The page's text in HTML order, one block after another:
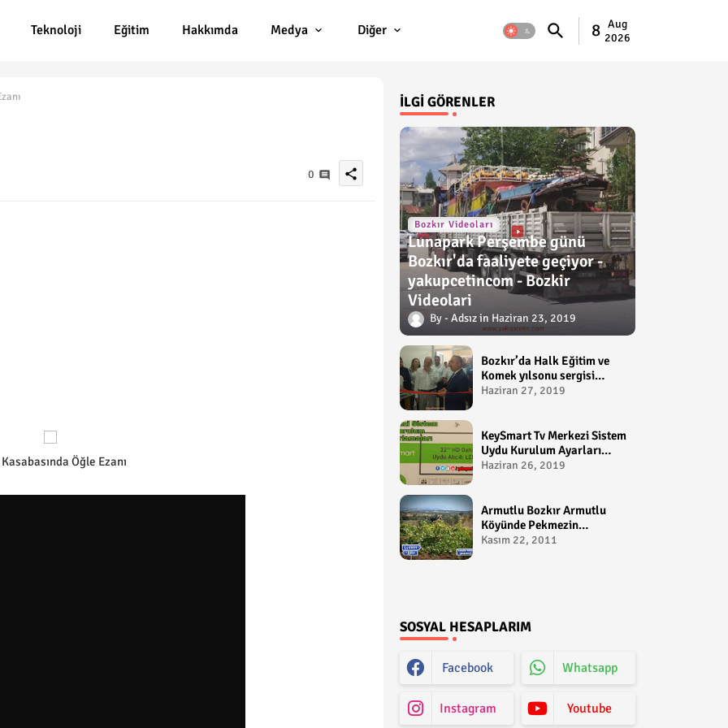
Teknoloji Eğitim Hakkımda Medya Diğer 8 Aug
2026
0 share
Öğle Ezanı
İLGI GÖRENLER
Bozkır Videoları
Lunapark Perşembe günü
Bozkır'da faaliyete geçiyor -
yakupcetincom - Bozkir
Videolari
Adsız Haziran 23, 2019
Bozkır’da Halk Eğitim ve
Komek yılsonu sergisi
gerçekleştirildi-
Haziran 27, 2019
KeySmart Tv Merkezi Sistem
Uydu Kurulum Ayarları
Video anlatım -
Haziran 26, 2019
Armutlu Bozkır Armutlu
Köyünde Pekmezin
Hikayesi:Gezen Bilir Kontv
Kasım 22, 2011
SOSYAL HESAPLARIM
Facebook Whatsapp
Instagram Youtube